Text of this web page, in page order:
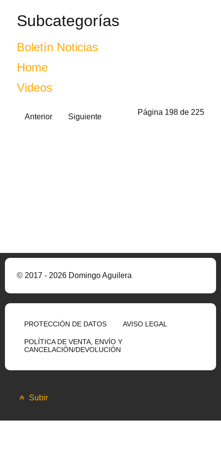
Subcategorías
Boletín Noticias
Home
Videos
Página 198 de 225
Anterior Siguiente
© 2017 - 2026 Domingo Aguilera
PROTECCIÓN DE DATOS AVISO LEGAL
POLÍTICA DE VENTA, ENVÍO Y
CANCELACIÓN/DEVOLUCIÓN
Subir